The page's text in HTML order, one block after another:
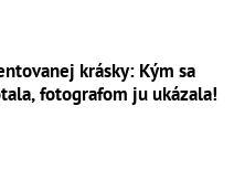
krásky: Kým sa
fotografom ju ukázala!